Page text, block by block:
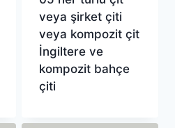
veya şirket çiti
veya kompozit çit
İngiltere ve
kompozit bahçe
çiti